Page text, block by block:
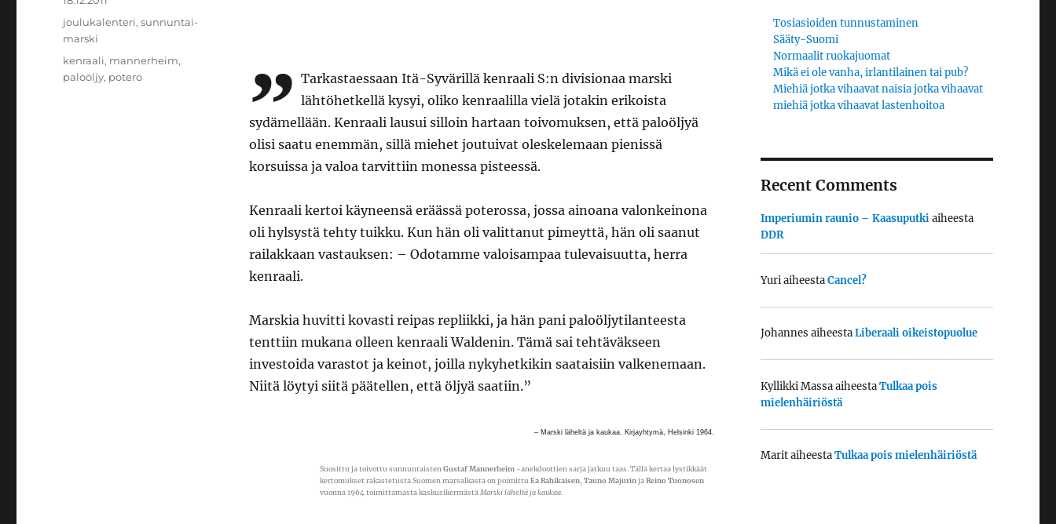
” Tarkastaessaan Itä-Syvärillä kenraali S:n divisionaa marski
lähtöhetkellä kysyi, oliko kenraalilla vielä jotakin erikoista
sydämellään. Kenraali lausui silloin hartaan toivomuksen, että paloöljyä
olisi saatu enemmän, sillä miehet joutuivat oleskelemaan pienissä
korsuissa ja valoa tarvittiin monessa pisteessä.
Kenraali kertoi käyneensä eräässä poterossa, jossa ainoana valonkeinona
oli hylsystä tehty tuikku. Kun hän oli valittanut pimeyttä, hän oli saanut
railakkaan vastauksen: – Odotamme valoisampaa tulevaisuutta, herra
kenraali.
Marskia huvitti kovasti reipas repliikki, ja hän pani paloöljytilanteesta
tenttiin mukana olleen kenraali Waldenin. Tämä sai tehtäväkseen
investoida varastot ja keinot, joilla nykyhetkikin saataisiin valkenemaan.
Niitä löytyi siitä päätellen, että öljyä saatiin.”
– Marski läheltä ja kaukaa. Kirjayhtymä, Helsinki 1964.
Suosittu ja toivottu sunnuntaisten Gustaf Mannerheim-anekdoottien sarja jatkuu taas. Tällä kertaa lystikkäät
kertomukset rakastetusta Suomen marsalkasta on poimittu Ea Rahikaisen, Tauno MajurinjaReino Tuonosen
vuonna 1964 toimittamasta kaskusikermästäMarski läheltä ja kaukaa.
Kategoriat
joulukalenteri,sunnuntai-
marski
Avainsanat
kenraali, mannerheim,
paloöljy, potero
Tosiasioiden tunnustaminen
Sääty-Suomi
Normaalit ruokajuomat
Mikä ei ole vanha, irlantilainen tai pub?
Miehiä jotka vihaavat naisia jotka vihaavat
miehiä jotka vihaavat lastenhoitoa
Recent Comments
Imperiumin raunio – Kaasuputkiaiheesta
DDR
YuriaiheestaCancel?
Johannes aiheestaLiberaali oikeistopuolue
Kyllikki MassaaiheestaTulkaa pois
mielenhäiriöstä
MaritaiheestaTulkaa pois mielenhäiriöstä